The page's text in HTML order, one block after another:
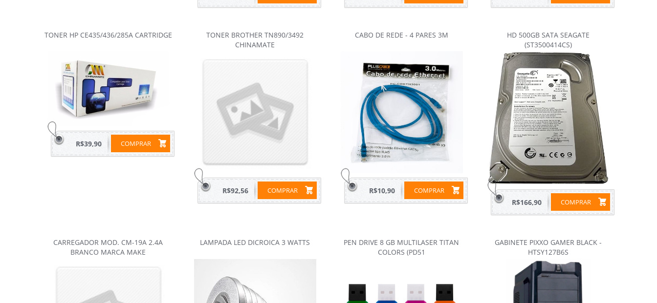
TONER HP CE435/436/285A CARTRIDGE
COMPRAR
R$39,90
TONER BROTHER TN890/3492
CHINAMATE
COMPRAR
R$92,56
CABO DE REDE - 4 PARES 3M
COMPRAR
R$10,90
HD 500GB SATA SEAGATE
(ST3500414CS)
COMPRAR
R$166,90
CARREGADOR MOD. CM-19A 2.4A
BRANCO MARCA MAKE
LAMPADA LED DICROICA 3 WATTS
PEN DRIVE 8 GB MULTILASER TITAN
COLORS (PD51
GABINETE PIXXO GAMER BLACK -
HTSY127B6S